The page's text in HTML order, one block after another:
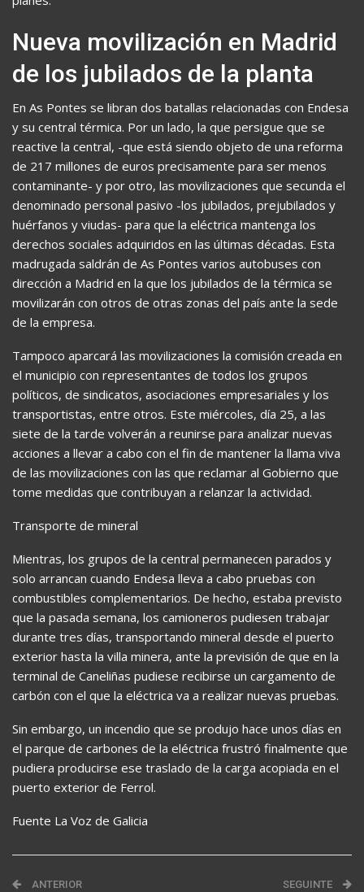
Nueva movilización en Madrid
de los jubilados de la planta
En As Pontes se libran dos batallas relacionadas con Endesa
y su central térmica. Por un lado, la que persigue que se
reactive la central, -que está siendo objeto de una reforma
de 217 millones de euros precisamente para ser menos
contaminante- y por otro, las movilizaciones que secunda el
denominado personal pasivo -los jubilados, prejubilados y
huérfanos y viudas- para que la eléctrica mantenga los
derechos sociales adquiridos en las últimas décadas. Esta
madrugada saldrán de As Pontes varios autobuses con
dirección a Madrid en la que los jubilados de la térmica se
movilizarán con otros de otras zonas del país ante la sede
de la empresa.
Tampoco aparcará las movilizaciones la comisión creada en
el municipio con representantes de todos los grupos
políticos, de sindicatos, asociaciones empresariales y los
transportistas, entre otros. Este miércoles, día 25, a las
siete de la tarde volverán a reunirse para analizar nuevas
acciones a llevar a cabo con el fin de mantener la llama viva
de las movilizaciones con las que reclamar al Gobierno que
tome medidas que contribuyan a relanzar la actividad.
Transporte de mineral
Mientras, los grupos de la central permanecen parados y
solo arrancan cuando Endesa lleva a cabo pruebas con
combustibles complementarios. De hecho, estaba previsto
que la pasada semana, los camioneros pudiesen trabajar
durante tres días, transportando mineral desde el puerto
exterior hasta la villa minera, ante la previsión de que en la
terminal de Caneliñas pudiese recibirse un cargamento de
carbón con el que la eléctrica va a realizar nuevas pruebas.
Sin embargo, un incendio que se produjo hace unos días en
el parque de carbones de la eléctrica frustró finalmente que
pudiera producirse ese traslado de la carga acopiada en el
puerto exterior de Ferrol.
Fuente La Voz de Galicia
ANTERIOR SEGUINTE